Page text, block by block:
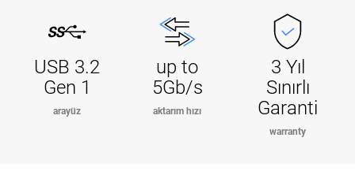
USB 3.2
Gen 1
arayüz
up to
5Gb/s
aktarım hızı
3 Yıl
Sınırlı
Garanti
warranty